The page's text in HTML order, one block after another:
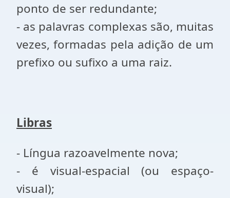
ponto de ser redundante;
- as palavras complexas são, muitas
vezes, formadas pela adição de um
prefixo ou sufixo a uma raiz.
Libras
- Língua razoavelmente nova;
- é visual-espacial (ou espaço-
visual);